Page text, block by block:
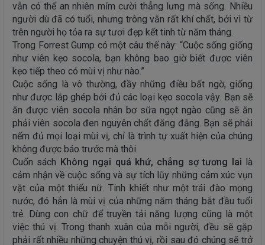
vẫn có thể an nhiên mỉm cười thẳng lưng mà sống. Nhiều
người dù đã có tuổi, nhưng trông vẫn rất khí chất, bởi vì từ
trên người họ tỏa ra sự tươi đẹp kết tinh từ năm tháng.
Trong Forrest Gump có một câu thế này: “Cuộc sống giống
như viên kẹo socola, bạn không bao giờ biết được viên
kẹo tiếp theo có mùi vị như nào.”
Cuộc sống là vô thường, đầy những điều bất ngờ, giống
như được lắp ghép bởi đủ các loại kẹo socola vậy. Bạn sẽ
ăn được viên socola nhân bơ sữa ngọt ngào cũng sẽ ăn
phải viên socola đen nguyên chất đăng đắng. Bạn sẽ phải
nếm đủ mọi loại mùi vị, chỉ là trình tự xuất hiện của chúng
không được báo trước mà thôi.
Cuốn sách Không ngại quá khứ, chẳng sợ tương lai là
cảm nhận về cuộc sống và sự tích lũy những cảm xúc vụn
vặt của một thiếu nữ. Tinh khiết như một trái đào mọng
nước, đó hẳn là mùi vị của những năm tháng bắt đầu tuổi
trẻ. Dùng con chữ để truyền tải năng lượng cũng là một
việc thú vị. Trong thanh xuân của mỗi người, đều sẽ gặp
phải rất nhiều những chuyện thú vị, rồi sau đó chúng sẽ trở